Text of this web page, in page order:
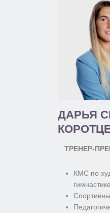
ДАРЬЯ
ТРЕНЕР-
КМС по
гимнастике